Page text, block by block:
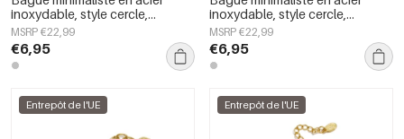
inoxydable, style cercle,
collection Daily Simple, bijoux
pour femmes
MSRP €22,99
€6,95
inoxydable, style cercle,
collection Daily Simple, bijoux
pour femmes
MSRP €22,99
€6,95
Entrepôt de l'UE Entrepôt de l'UE